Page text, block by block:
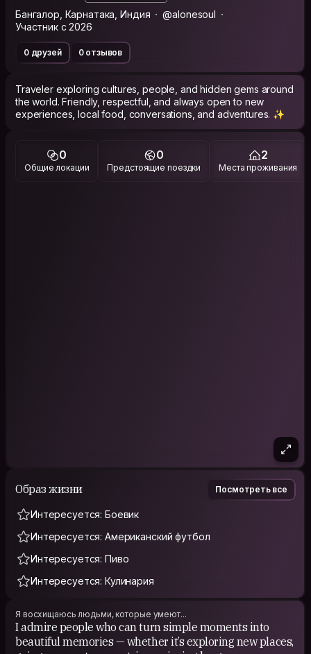
Бангалор, Карнатака, Индия
@alonesoul
Участник с 2026
0 друзей 0 отзывов
Traveler exploring cultures, people, and hidden gems around
the world. Friendly, respectful, and always open to new
experiences, local food, conversations, and adventures. ✨
0
Общие локации
0
Предстоящие поездки
2
Места проживания
Образ жизни Посмотреть все
Интересуется: Боевик
Интересуется: Американский футбол
Интересуется: Пиво
Интересуется: Кулинария
Я восхищаюсь людьми, которые умеют...
I admire people who can turn simple moments into
beautiful memories — whether it’s exploring new places,